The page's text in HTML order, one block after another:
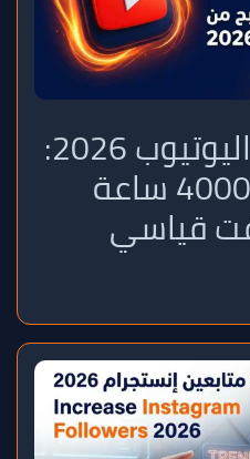
شروط الربح من اليوتيوب 2026:
الزتونة لتحقيق 4000 ساعة
قياسي